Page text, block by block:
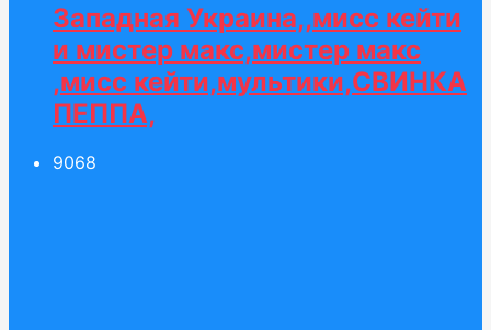
Западная Украина,,мисс кейти
и мистер макс,мистер макс
,мисс кейти,мультики,СВИНКА
ПЕППА,
9068